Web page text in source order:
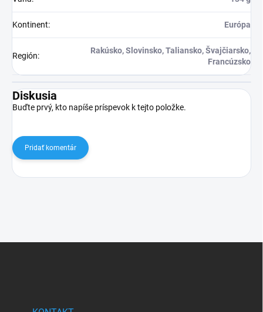
Kontinent: Európa
Región:
Rakúsko, Slovinsko, Taliansko, Švajčiarsko,
Francúzsko
Diskusia
Buďte prvý, kto napíše príspevok k tejto položke.
Pridať komentár